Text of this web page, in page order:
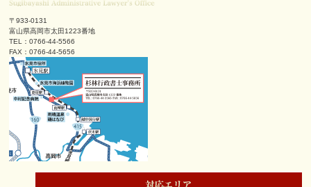
〒933-0131
富山県高岡市太田1223番地
TEL：0766-44-5566
FAX：0766-44-5656